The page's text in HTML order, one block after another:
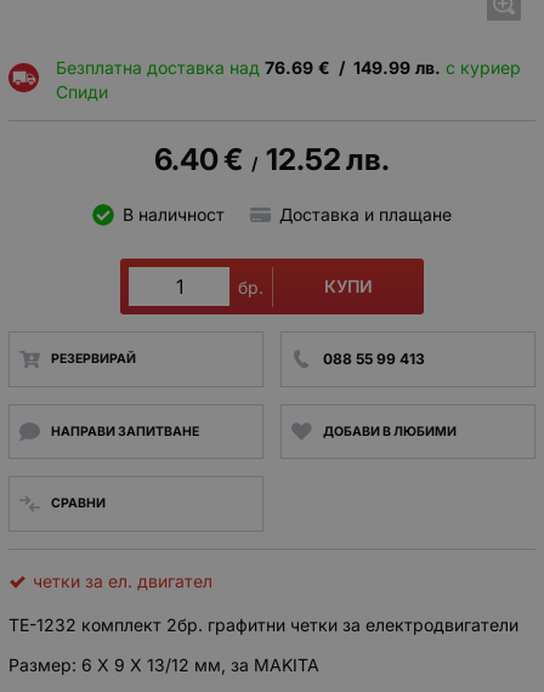
Безплатна доставка над 76.69 € / 149.99 лв. с куриер
Спиди
6.40€ / 12.52лв.
В наличност Доставка и плащане
бр. КУПИ
РЕЗЕРВИРАЙ 088 55 99 413
НАПРАВИ ЗАПИТВАНЕ ДОБАВИ В ЛЮБИМИ
СРАВНИ
четки за ел. двигател
TE-1232 комплект 2бр. графитни четки за електродвигатели
Размер: 6 X 9 X 13/12 мм, за MAKITA